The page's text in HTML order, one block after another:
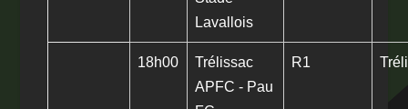
Lavallois
18h00
Trélissac
APFC - Pau
R1